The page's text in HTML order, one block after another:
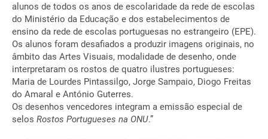
alunos de todos os anos de escolaridade da rede de escolas
do Ministério da Educação e dos estabelecimentos de
ensino da rede de escolas portuguesas no estrangeiro (EPE).
Os alunos foram desafiados a produzir imagens originais, no
âmbito das Artes Visuais, modalidade de desenho, onde
interpretaram os rostos de quatro ilustres portugueses:
Maria de Lourdes Pintassilgo, Jorge Sampaio, Diogo Freitas
do Amaral e António Guterres.
Os desenhos vencedores integram a emissão especial de
selos Rostos Portugueses na ONU.”